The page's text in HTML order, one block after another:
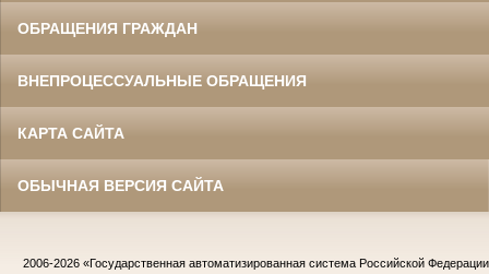
ОБРАЩЕНИЯ ГРАЖДАН
ВНЕПРОЦЕССУАЛЬНЫЕ ОБРАЩЕНИЯ
КАРТА САЙТА
ОБЫЧНАЯ ВЕРСИЯ САЙТА
2006-2026 «Государственная автоматизированная система Российской